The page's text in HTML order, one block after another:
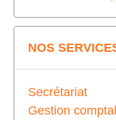
NOS
Secrétariat
Gestion